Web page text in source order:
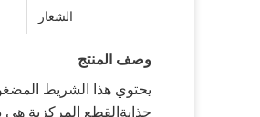
الشعار
وصف المنتج
يحتوي هذا الشريط
جذابةالقطع المركزية